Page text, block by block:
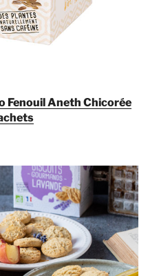
Fenouil Aneth Chicorée